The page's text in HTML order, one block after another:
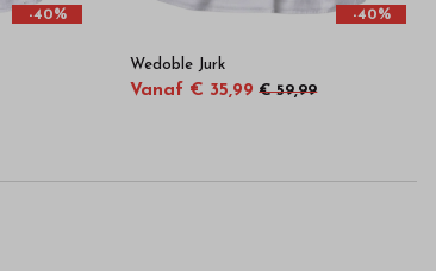
-40% -40%
Wedoble Jurk
Vanaf € 35,99 € 59,99